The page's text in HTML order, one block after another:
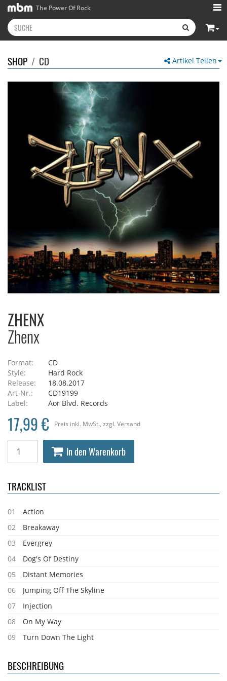
The Power Of Rock
Artikel Teilen
SHOP / CD
ZHENX
Zhenx
Format:
CD
Style:
Hard Rock
Release:
18.08.2017
Art-Nr.:
CD19199
Label:
Aor Blvd. Records
Preis inkl. MwSt. , zzgl. Versand
17,99 €
In den Warenkorb
TRACKLIST
01
Action
02
Breakaway
03
Evergrey
04
Dog's Of Destiny
05
Distant Memories
06
Jumping Off The Skyline
07
Injection
08
On My Way
09
Turn Down The Light
BESCHREIBUNG